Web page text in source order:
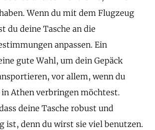
Wenn du mit dem Flugzeug
du deine Tasche an die
anpassen. Ein
gute Wahl, um dein Gepäck
vor allem, wenn du
Athen verbringen möchtest.
deine Tasche robust und
ist, denn du wirst sie viel benutzen.